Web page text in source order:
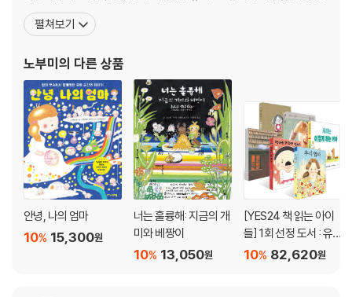
께〉의 애니메이션 ‘겐지 할아버지’, ‘밤을 무서워하는 몬스터즈’를 작
업했고, <찾았다!> 중 ‘내가 만드는 그림책’에 참여했습니다. 후쿠시
만들어 ‘유
펼쳐보기
노부미 의 다른 상품
안녕, 나의 엄마
15,300원
10%
너는 훌륭해: 지금의 개
미와 베짱이
13,050원
10%
[YES24 책 읽는 아이
들] 1회 선정 도서 : 유
아 세트82,620원
10%